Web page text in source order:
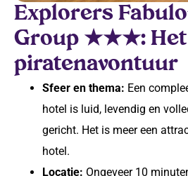
Explorers
Group ★★★: Het
piratenavontuur
Sfeer en thema: Een
hotel is luid, levendig en
gericht. Het is meer een
hotel.
Locatie: Ongeveer 10